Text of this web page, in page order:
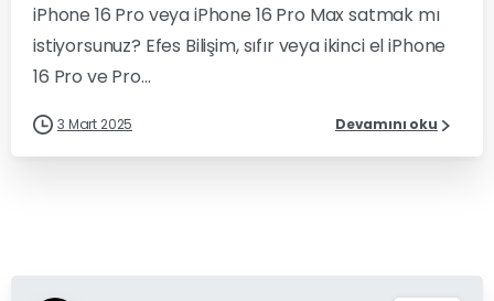
iPhone 16 Pro veya iPhone 16 Pro Max satmak mı
istiyorsunuz? Efes Bilişim, sıfır veya ikinci el iPhone
16 Pro ve Pro...
3 Mart 2025 Devamını oku